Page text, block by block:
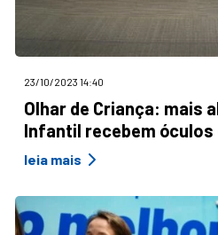
23/10/2023 14:40
Olhar de Criança: mais
Infantil recebem
leia mais